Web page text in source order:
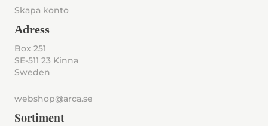
Skapa konto
Adress
Box 251
SE-511 23 Kinna
Sweden
webshop@arca.se
Sortiment